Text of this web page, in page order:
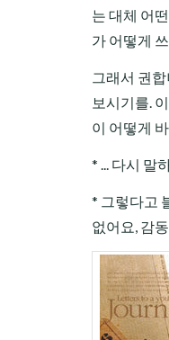
는 대체 어
가 어떻게
그래서 권
보시기를.
이 어떻게
* ... 다시 말
* 그렇다고
없어요, 감